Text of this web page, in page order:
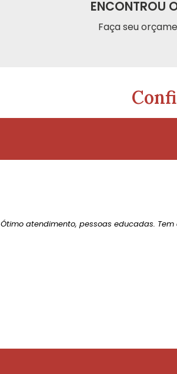
ENCONTROU
Faça seu
Ótimo atendimento, pessoas educadas.